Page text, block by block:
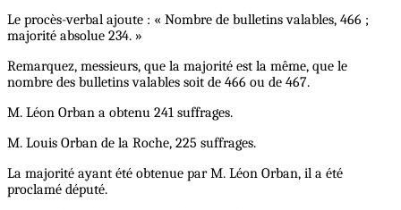
Le procès-verbal ajoute : « Nombre de bulletins valables, 466 ;
majorité absolue 234. »
Remarquez, messieurs, que la majorité est la même, que le
nombre des bulletins valables soit de 466 ou de 467.
M. Léon Orban a obtenu 241 suffrages.
M. Louis Orban de la Roche, 225 suffrages.
La majorité ayant été obtenue par M. Léon Orban, il a été
proclamé député.